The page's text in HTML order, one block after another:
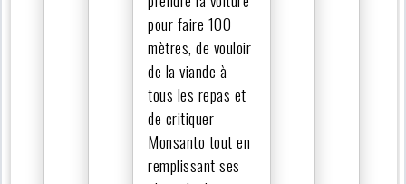
pour faire 100
mètres, de vouloir
de la viande à
tous les repas et
de critiquer
Monsanto tout en
remplissant ses